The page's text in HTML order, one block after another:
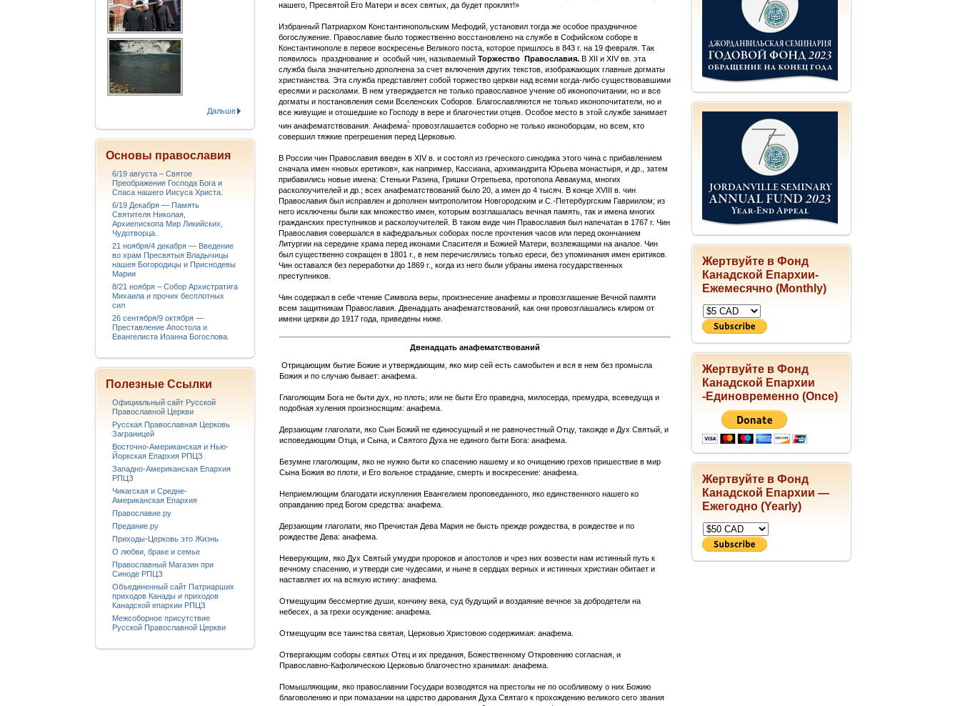
Жертвуйте в Фонд
Канадской Епархии-
Ежемесячно (Monthly)
Жертвуйте в Фонд
Канадской Епархии
-Единовременно (Once)
Жертвуйте в Фонд
Канадской Епархии —
Ежегодно (Yearly)
нашего, Пресвятой Его Матери и всех святых, да будет проклят!»
Избранный Патриархом Константинопольским Мефодий, установил тогда же особое праздничное
богослужение. Православие было торжественно восстановлено на службе в Софийском соборе в
Константинополе в первое воскресенье Великого поста, которое пришлось в 843 г. на 19 февраля. Так
появилось празднование и особый чин, называемый Торжество Православия. В XII и XIV вв. эта
служба была значительно дополнена за счет включения других текстов, изображающих главные догматы
христианства. Эта служба представляет собой торжество церкви над всеми когда-либо существовавшими
ересями и расколами. В нем утверждается не только православное учение об иконопочитании, но и все
догматы и постановления семи Вселенских Соборов. Благославляются не только иконопочитатели, но и
все живущие и отошедшие ко Господу в вере и благочестии отцев. Особое место в этой службе занимает
чин анафематствования. Анафема* провозглашается соборно не только иконоборцам, но всем, кто
совершил тяжкие прегрешения перед Церковью.
В России чин Православия введен в XIV в. и состоял из греческого синодика этого чина с прибавлением
сначала имен «новых еретиков», как например, Кассиана, архимандрита Юрьева монастыря, и др., затем
прибавились новые имена: Стеньки Разина, Гришки Отрепьева, протопопа Аввакума, многих
расколоучителей и др.; всех анафематствований было 20, а имен до 4 тысяч. В конце XVIII в. чин
Православия был исправлен и дополнен митрополитом Новгородским и С.-Петербургским Гавриилом; из
него исключены были как множество имен, которым возглашалась вечная память, так и имена многих
гражданских преступников и расколоучителей. В таком виде чин Православия был напечатан в 1767 г. Чин
Православия совершался в кафедральных соборах после прочтения часов или перед окончанием
Литургии на середине храма перед иконами Спасителя и Божией Матери, возлежащими на аналое. Чин
был существенно сокращен в 1801 г., в нем перечислялись только ереси, без упоминания имен еритиков.
Чин оставался без переработки до 1869 г., когда из него были убраны имена государственных
преступников.
Чин содержал в себе чтение Символа веры, произнесение анафемы и провозглашение Вечной памяти
всем защитникам Православия. Двенадцать анафематствований, как они провозглашались клиром от
имени церкви до 1917 года, приведены ниже.
Двенадцать анафематствований
Отрицающим бытие Божие и утверждающим, яко мир сей есть самобытен и вся в нем без промысла
Божия и по случаю бывает: анафема.
Глаголющим Бога не быти дух, но плоть; или не быти Его праведна, милосерда, премудра, всеведуща и
подобная хуления произносящим: анафема.
Дерзающим глаголати, яко Сын Божий не единосущный и не равночестный Отцу, такожде и Дух Святый, и
исповедающим Отца, и Сына, и Святого Духа не единого быти Бога: анафема.
Безумне глаголющим, яко не нужно быти ко спасению нашему и ко очищению грехов пришествие в мир
Сына Божия во плоти, и Его вольное страдание, смерть и воскресение: анафема.
Неприемлющим благодати искупления Евангелием проповеданного, яко единственного нашего ко
оправданию пред Богом средства: анафема.
Дерзающим глаголати, яко Пречистая Дева Мария не бысть прежде рождества, в рождестве и по
рождестве Дева: анафема.
Неверующим, яко Дух Святый умудри пророков и апостолов и чрез них возвести нам истинный путь к
вечному спасению, и утверди сие чудесами, и ныне в сердцах верных и истинных христиан обитает и
наставляет их на всякую истину: анафема.
Отмещущим бессмертие души, кончину века, суд будущий и воздаяние вечное за добродетели на
небесех, а за грехи осуждение: анафема.
Отмещущим все таинства святая, Церковью Христовою содержимая: анафема.
Отвергающим соборы святых Отец и их предания, Божественному Откровению согласная, и
Православно-Кафолическою Церковью благочестно хранимая: анафема.
Помышляющим, яко православнии Государи возводятся на престолы не по особливому о них Божию
благоволению и при помазании на царство дарования Духа Святаго к прохождению великого сего звания
Дальше
Основы православия
6/19 августа – Святое
Преображение Господа Бога и
Спаса нашего Иисуса Христа.
6/19 Декабря — Память
Святителя Николая,
Архиепископа Мир Ликийских,
Чудотворца.
21 ноября/4 декабря — Введение
во храм Пресвятыя Владычицы
нашея Богородицы и Приснодевы
Марии
8/21 ноября – Собор Архистратига
Михаила и прочих бесплотных
сил
26 сентября/9 октября —
Преставление Апостола и
Евангелиста Иоанна Богослова.
Полезные Ссылки
Официальный сайт Русской
Православной Церкви
Русская Православная Церковь
Заграницей
Восточно-Американская и Нью-
Йоркская Епархия РПЦЗ
Западно-Американская Епархия
РПЦЗ
Чикагская и Средне-
Американская Епархия
Православие.ру
Предание.ру
Приходы-Церковь это Жизнь
О любви, браке и семье
Православный Магазин при
Синоде РПЦЗ
Объединенный сайт Патриарших
приходов Канады и приходов
Канадской епархии РПЦЗ
Межсоборное присутствие
Русской Православной Церкви